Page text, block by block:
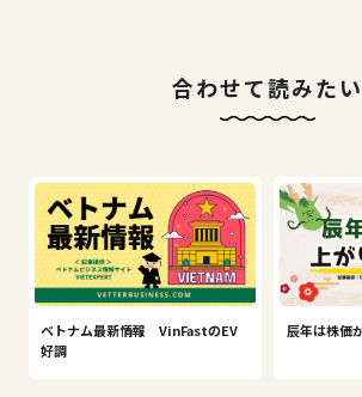
合わせて読みたい
ベトナム最新情報 VinFastのEV
好調
辰年は株価